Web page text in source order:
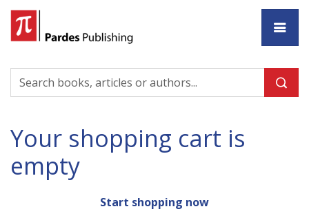
Your shopping cart is
empty
Start shopping now